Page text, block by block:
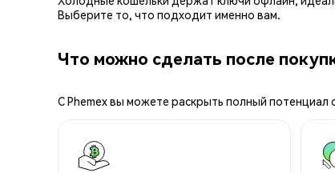
Выберите то, что подходит именно вам.
Что можно сделать после
С Phemex вы можете раскрыть полный потенциал